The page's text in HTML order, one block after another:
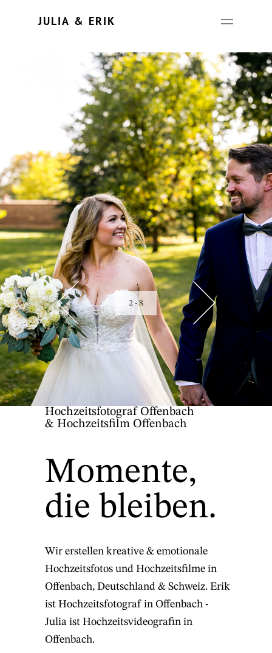
JULIA & ERIK
Hochzeitsfotograf Offenbach
& Hochzeitsfilm Offenbach
2 - 8
Momente,
die bleiben.
Wir erstellen kreative & emotionale
Hochzeitsfotos und Hochzeitsfilme in
Offenbach, Deutschland & Schweiz. Erik
ist Hochzeitsfotograf in Offenbach -
Julia ist Hochzeitsvideografin in
Offenbach.